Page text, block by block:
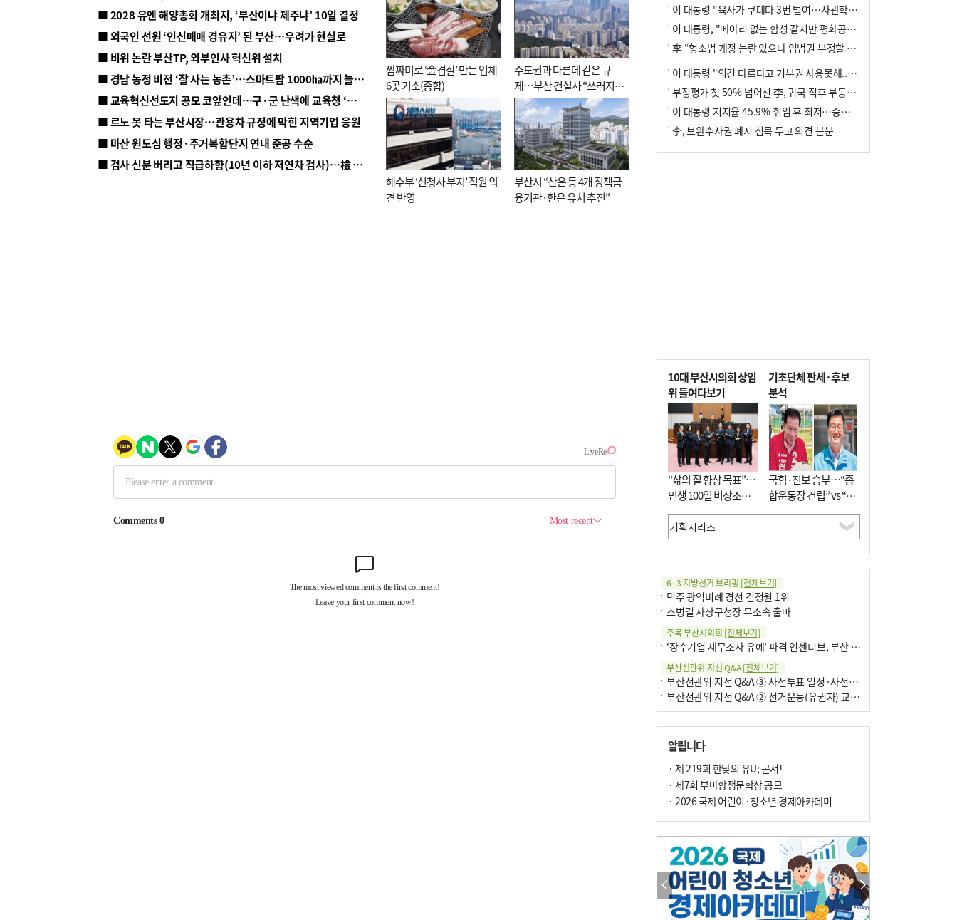
■ 2028 유엔 해양총회 개최지, ‘부산이냐 제주냐’ 10일 결정
■ 외국인 선원 ‘인신매매 경유지’ 된 부산…우려가 현실로
■ 비위 논란 부산TP, 외부인사 혁신위 설치
■ 경남 농정 비전 ‘잘 사는 농촌’…스마트팜 1000㏊까지 늘린다
■ 교육혁신선도지 공모 코앞인데…구·군 난색에 교육청 ‘쩔쩔’
■ 르노 못 타는 부산시장…관용차 규정에 막힌 지역기업 응원
■ 마산 원도심 행정·주거복합단지 연내 준공 수순
■ 검사 신분 버리고 직급하향(10년 이하 저연차 검사)…檢 중수청행 기피
짬짜미로 ‘金겹살’ 만든 업체
6곳 기소(종합)
수도권과 다른데 같은 규
제…부산 건설사 “쓰러지기
직전”
해수부 ‘신청사 부지’ 직원 의
견 반영
부산시 “산은 등 4개 정책금
융기관·한은 유치 추진”
이 대통령 "육사가 쿠데타 3번 벌여…사관학교 통합 신속히 추진"
이 대통령, "메아리 없는 함성 같지만 평화공존책 계속해야"
李 “형소법 개정 논란 있으나 입법권 부정할 만큼은 아냐”(종합)
이 대통령 "의견 다르다고 거부권 사용못해.. 입법권 부정할 상황이라 보기 어려워"
부정평가 첫 50% 넘어선 李, 귀국 직후 부동산·증시 점검(종합)
이 대통령 지지율 45.9% 취임 후 최저…증시 폭락·연임 개헌 논란 영향
李, 보완수사권 폐지 침묵 두고 의견 분분
10대 부산시의회 상임
위 들여다보기
“삶의 질 향상 목표”…
민생 100일 비상조치
면밀 심사
기초단체 판세·후보
분석
국힘·진보 승부…“종
합운동장 건립” vs “출
근 공공버스 도입”
6·3 지방선거 브리핑 [전체보기]
민주 광역비례 경선 김정원 1위
조병길 사상구청장 무소속 출마
주목 부산시의회 [전체보기]
‘장수기업 세무조사 유예’ 파격 인센티브, 부산 유출 막을까
부산선관위 지선 Q&A[전체보기]
부산선관위 지선 Q&A ③ 사전투표 일정·사전투표함 보관
부산선관위 지선 Q&A ② 선거운동(유권자) 교육감투표용지
알립니다
· 제 219회 한낮의 유U; 콘서트
· 제7회 부마항쟁문학상 공모
· 2026 국제 어린이·청소년 경제아카데미